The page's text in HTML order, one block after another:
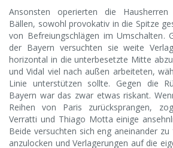
Ansonsten operierten die
Bällen, sowohl provokativ in die Spitze
von Befreiungschlägen im Umschalten.
der Bayern versuchten sie weite
horizontal in die unterbesetzte Mitte
und Vidal viel nach außen arbeiteten,
Linie unterstützen sollte. Gegen die
Bayern war das zwar etwas riskant.
Reihen von Paris zurücksprangen,
Verratti und Thiago Motta einige
Beide versuchten sich eng aneinander
anzulocken und Verlagerungen auf die